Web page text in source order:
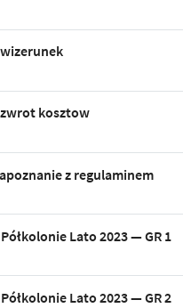
kosztow
z regulaminem
Lato 2023 — GR 1
Lato 2023 — GR 2